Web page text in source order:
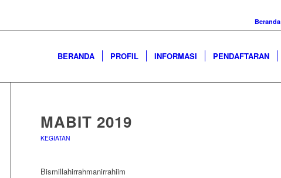
Beranda
BERANDA PROFIL INFORMASI PENDAFTARAN
MABIT 2019
KEGIATAN
Bismillahirrahmanirrahiim